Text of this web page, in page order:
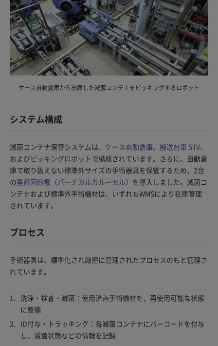
ケース自動倉庫から出庫した滅菌コンテナをピッキングするロボット
システム構成
滅菌コンテナ保管システムは、 ケース自動倉庫、 搬送台車 STV、
およびピッキングロボットで構成されています。さらに、自動倉
庫で取り扱えない標準外サイズの手術器具を保管するため、2台
の垂直回転棚（バーチカルカルーセル） を導入しました。滅菌コ
ンテナおよび標準外手術機材は、いずれもWMSにより在庫管理
されています。
プロセス
手術器具は、標準化され厳密に管理されたプロセスのもと管理さ
れています。
洗浄・検査・滅菌：使用済み手術機材を、再使用可能な状態
に整備
ID付与・トラッキング：各滅菌コンテナにバーコードを付与
し、滅菌状態などの情報を記録